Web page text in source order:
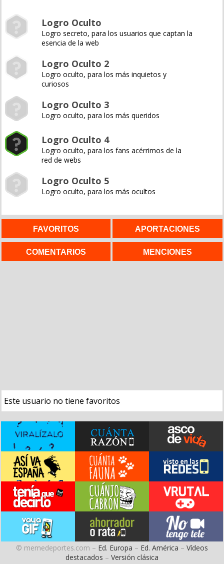
Logro Oculto
Logro secreto, para los usuarios que captan la
esencia de la web
Logro Oculto 2
Logro oculto, para los más inquietos y
curiosos
Logro Oculto 3
Logro oculto, para los más queridos
Logro Oculto 4
Logro oculto, para los fans acérrimos de la
red de webs
Logro Oculto 5
Logro oculto, para los más ocultos
FAVORITOS APORTACIONES
COMENTARIOS MENCIONES
Este usuario no tiene favoritos
© memedeportes.com – Ed. Europa – Ed. América – Vídeos
destacados – Versión clásica